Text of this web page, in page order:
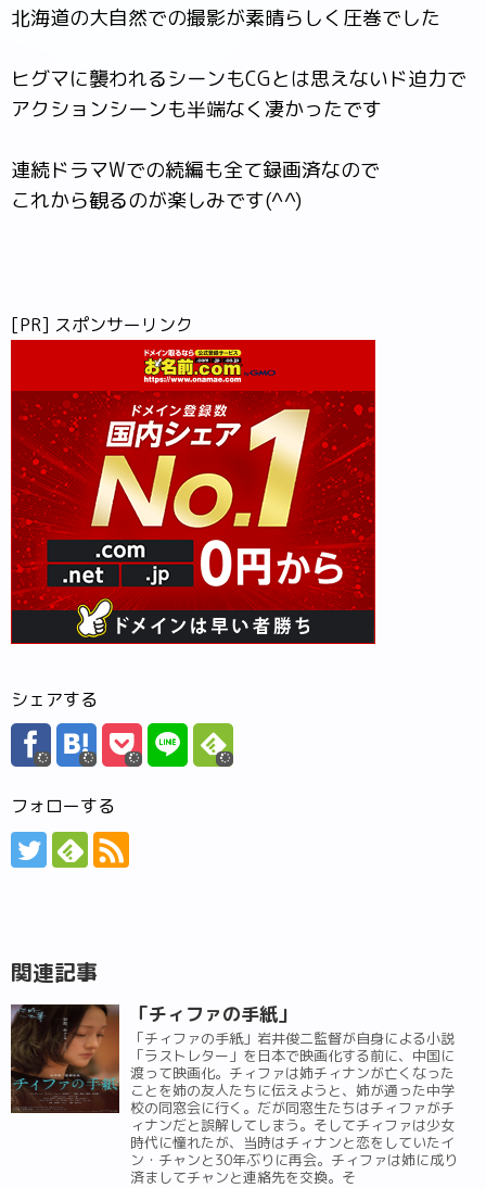
北海道の大自然での撮影が素晴らしく圧巻でした
ヒグマに襲われるシーンもCGとは思えないド迫力で
アクションシーンも半端なく凄かったです
連続ドラマWでの続編も全て録画済なので
これから観るのが楽しみです(^^)
[PR] スポンサーリンク
シェアする
フォローする
関連記事
「チィファの手紙」
「チィファの手紙」岩井俊二監督が自身による小説
「ラストレター」を日本で映画化する前に、中国に
渡って映画化。チィファは姉チィナンが亡くなった
ことを姉の友人たちに伝えようと、姉が通った中学
校の同窓会に行く。だが同窓生たちはチィファがチ
ィナンだと誤解してしまう。そしてチィファは少女
時代に憧れたが、当時はチィナンと恋をしていたイ
ン・チャンと30年ぶりに再会。チィファは姉に成り
済ましてチャンと連絡先を交換。そ